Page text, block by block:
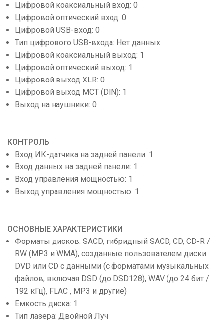
Цифровой коаксиальный вход: 0
Цифровой оптический вход: 0
Цифровой USB-вход: 0
Тип цифрового USB-входа: Нет данных
Цифровой коаксиальный выход: 1
Цифровой оптический выход: 1
Цифровой выход XLR: 0
Цифровой выход MCT (DIN): 1
Выход на наушники: 0
КОНТРОЛЬ
Вход ИК-датчика на задней панели: 1
Вход данных на задней панели: 1
Вход управления мощностью: 1
Выход управления мощностью: 1
ОСНОВНЫЕ ХАРАКТЕРИСТИКИ
Форматы дисков: SACD, гибридный SACD, CD, CD-R /
RW (MP3 и WMA), созданные пользователем диски
DVD или CD с данными (с форматами музыкальных
файлов, включая DSD (до DSD128), WAV (до 24 бит /
192 кГц), FLAC , MP3 и другие)
Емкость диска: 1
Тип лазера: Двойной Луч